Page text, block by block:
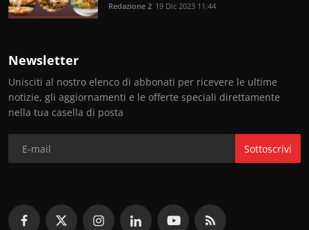
Redazione 2 19 Dic 2023 11:44
Newsletter
Unisciti al nostro elenco di abbonati per ricevere le ultime
notizie, gli aggiornamenti e le offerte speciali direttamente
nella tua casella di posta
Sottoscrivi